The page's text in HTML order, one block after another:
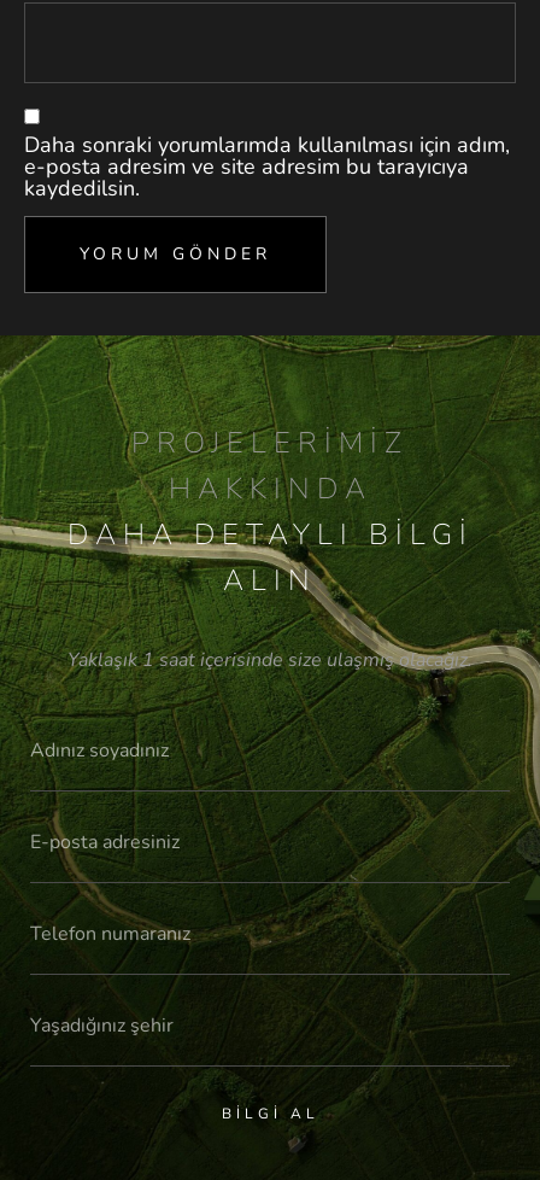
Daha sonraki yorumlarımda kullanılması için adım,
e-posta adresim ve site adresim bu tarayıcıya
kaydedilsin.
PROJELERIMIZ
HAKKINDA
DAHA DETAYLI BILGI
ALIN
Yaklaşık 1 saat içerisinde size ulaşmış olacağız.
BILGI AL